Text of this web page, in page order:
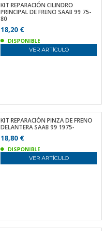
KIT REPARACIÓN CILINDRO
PRINCIPAL DE FRENO SAAB 99 75-
80
18,20 €
DISPONIBLE
VER ARTÍCULO
KIT REPARACIÓN PINZA DE FRENO
DELANTERA SAAB 99 1975-
18,80 €
DISPONIBLE
VER ARTÍCULO